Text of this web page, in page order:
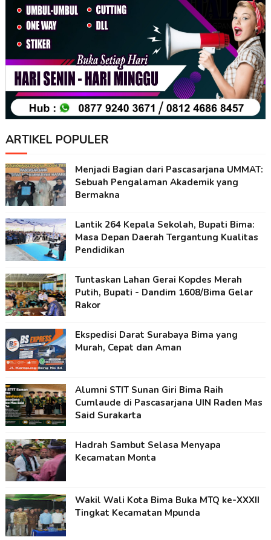
ARTIKEL POPULER
Menjadi Bagian dari Pascasarjana UMMAT:
Sebuah Pengalaman Akademik yang
Bermakna
Lantik 264 Kepala Sekolah, Bupati Bima:
Masa Depan Daerah Tergantung Kualitas
Pendidikan
Tuntaskan Lahan Gerai Kopdes Merah
Putih, Bupati - Dandim 1608/Bima Gelar
Rakor
Ekspedisi Darat Surabaya Bima yang
Murah, Cepat dan Aman
Alumni STIT Sunan Giri Bima Raih
Cumlaude di Pascasarjana UIN Raden Mas
Said Surakarta
Hadrah Sambut Selasa Menyapa
Kecamatan Monta
Wakil Wali Kota Bima Buka MTQ ke-XXXII
Tingkat Kecamatan Mpunda